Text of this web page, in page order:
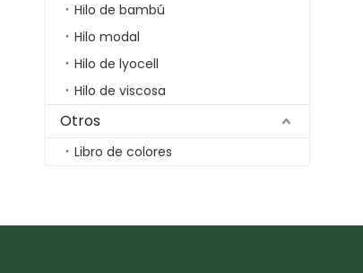
Hilo de bambú
Hilo modal
Hilo de lyocell
Hilo de viscosa
Otros
Libro de colores